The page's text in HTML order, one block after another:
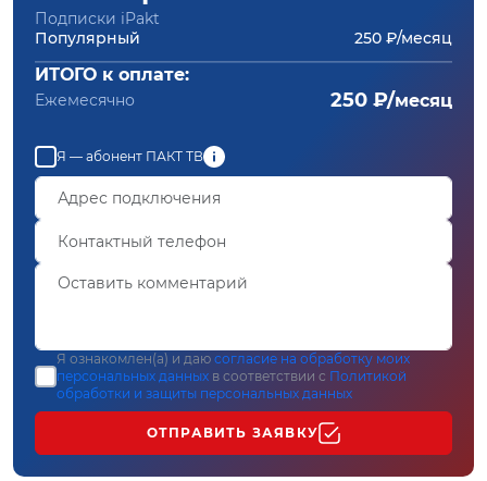
Подписки iPakt
Популярный
250 ₽/месяц
ИТОГО к оплате:
Ежемесячно 250 ₽/месяц
Я — абонент ПАКТ ТВ
Я ознакомлен(а) и даю согласие на обработку моих
персональных данных в соответствии с Политикой
обработки и защиты персональных данных
ОТПРАВИТЬ ЗАЯВКУ